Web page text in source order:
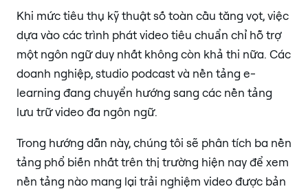
Khi mức tiêu thụ kỹ thuật số toàn cầu tăng vọt, việc
dựa vào các trình phát video tiêu chuẩn chỉ hỗ trợ
một ngôn ngữ duy nhất không còn khả thi nữa. Các
doanh nghiệp, studio podcast và nền tảng e-
learning đang chuyển hướng sang các nền tảng
lưu trữ video đa ngôn ngữ.
Trong hướng dẫn này, chúng tôi sẽ phân tích ba nền
tảng phổ biến nhất trên thị trường hiện nay để xem
nền tảng nào mang lại trải nghiệm video được bản